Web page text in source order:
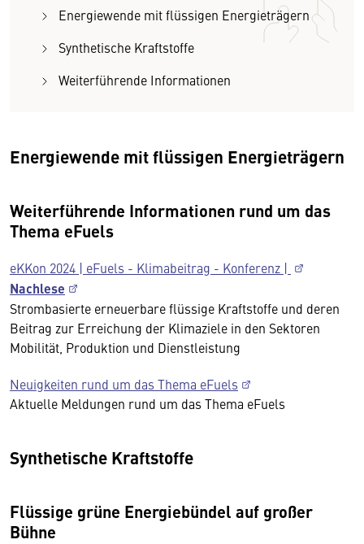
Energiewende mit flüssigen Energieträgern
Synthetische Kraftstoffe
Weiterführende Informationen
Energiewende mit flüssigen Energieträgern
Weiterführende Informationen rund um das
Thema eFuels
eKKon 2024 | eFuels - Klimabeitrag - Konferenz |
Nachlese
Strombasierte erneuerbare flüssige Kraftstoffe und deren
Beitrag zur Erreichung der Klimaziele in den Sektoren
Mobilität, Produktion und Dienstleistung
Neuigkeiten rund um das Thema eFuels
Aktuelle Meldungen rund um das Thema eFuels
Synthetische Kraftstoffe
Flüssige grüne Energiebündel auf großer
Bühne